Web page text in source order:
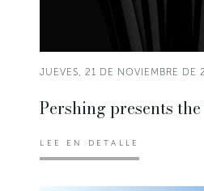
JUEVES, 21 DE NOVIEMBRE DE
Pershing presents
LEE EN DETALLE